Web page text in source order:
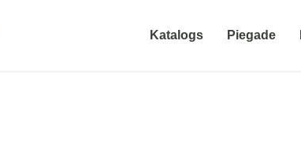
Katalogs Piegade